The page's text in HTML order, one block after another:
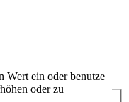
Wert ein oder benutze
oder zu